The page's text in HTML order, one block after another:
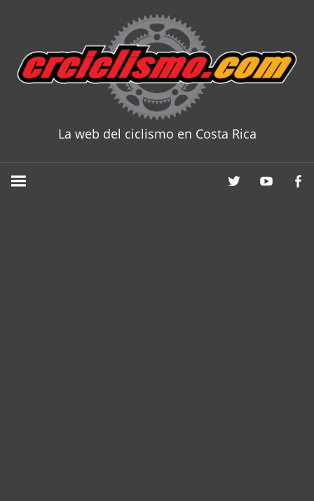
content
La web del ciclismo en Costa Rica